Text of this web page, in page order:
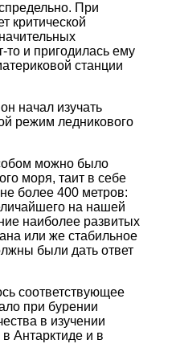
При
критической
то и пригодилась ему
станции
начал изучать
режим ледникового
можно было
моря, таит в себе
более 400 метров:
на нашей
наиболее развитых
или же стабильное
были дать ответ
соответствующее
при бурении
в изучении
Антарктиде и в